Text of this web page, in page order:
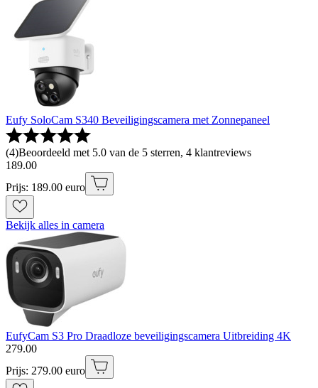
Eufy SoloCam S340 Beveiligingscamera met Zonnepaneel
(4)Beoordeeld met 5.0 van de 5 sterren, 4 klantreviews
189.00
Prijs: 189.00 euro
Bekijk alles in camera
EufyCam S3 Pro Draadloze beveiligingscamera Uitbreiding 4K
279.00
Prijs: 279.00 euro